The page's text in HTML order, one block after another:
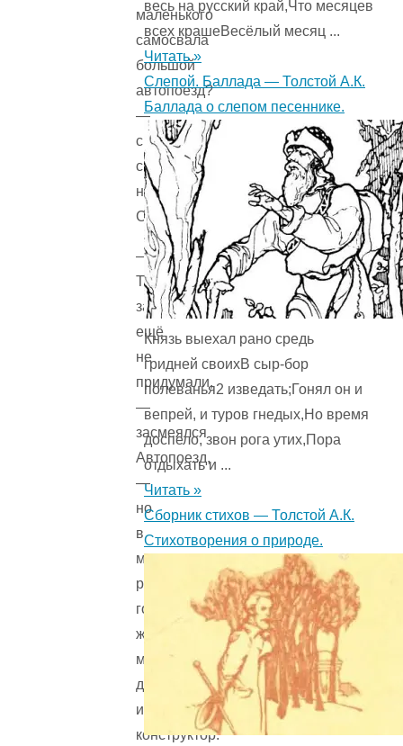
маленького
самосвала
большой
автопоезд?
—
спросил
с
надеждой
Сэмик.
—
Таких
запчастей
ещё
не
придумали,
—
засмеялся
Автопоезд,
—
но
в
моем
родном
городе
живёт
мой
друг
инженер-
конструктор.
весь на русский край,Что месяцев
всех крашеВесёлый месяц ...
Читать »
Слепой. Баллада — Толстой А.К.
Баллада о слепом песеннике.
Князь выехал рано средь
гридней своихВ сыр-бор
полеванья2 изведать;Гонял он и
вепрей, и туров гнедых,Но время
доспело, звон рога утих,Пора
отдыхать и ...
Читать »
Сборник стихов — Толстой А.К.
Стихотворения о природе.